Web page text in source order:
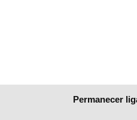
Permanecer